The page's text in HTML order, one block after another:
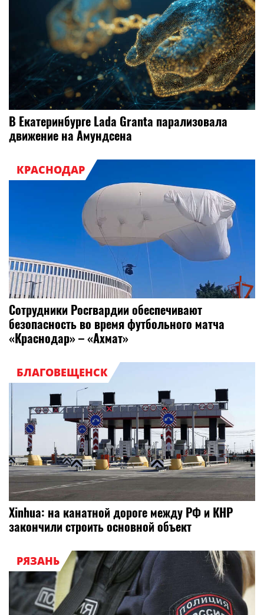
В Екатеринбурге Lada Granta парализовала
движение на Амундсена
КРАСНОДАР
Сотрудники Росгвардии обеспечивают
безопасность во время футбольного матча
«Краснодар» – «Ахмат»
БЛАГОВЕЩЕНСК
Xinhua: на канатной дороге между РФ и КНР
закончили строить основной объект
РЯЗАНЬ